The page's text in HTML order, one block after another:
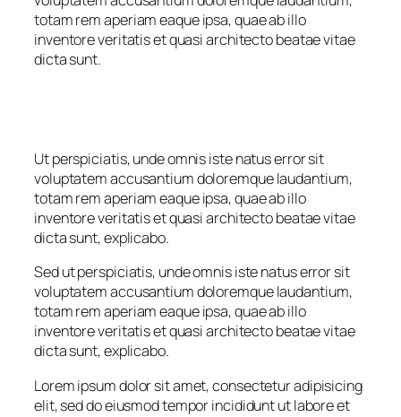
totam rem aperiam eaque ipsa, quae ab illo
inventore veritatis et quasi architecto beatae vitae
dicta sunt.
Ut perspiciatis, unde omnis iste natus error sit
voluptatem accusantium doloremque laudantium,
totam rem aperiam eaque ipsa, quae ab illo
inventore veritatis et quasi architecto beatae vitae
dicta sunt, explicabo.
Sed ut perspiciatis, unde omnis iste natus error sit
voluptatem accusantium doloremque laudantium,
totam rem aperiam eaque ipsa, quae ab illo
inventore veritatis et quasi architecto beatae vitae
dicta sunt, explicabo.
Lorem ipsum dolor sit amet, consectetur adipisicing
elit, sed do eiusmod tempor incididunt ut labore et